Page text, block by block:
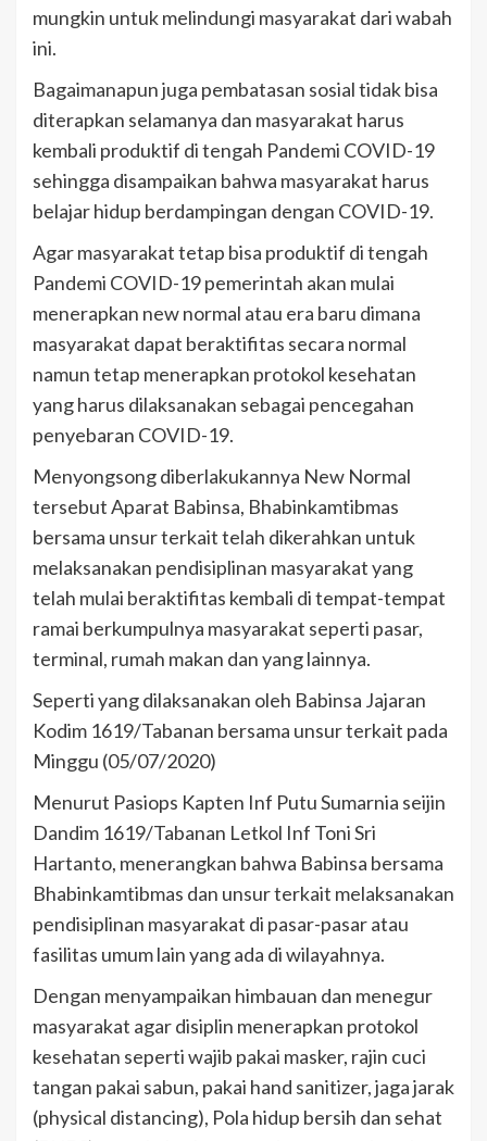
mungkin untuk melindungi masyarakat dari wabah
ini.
Bagaimanapun juga pembatasan sosial tidak bisa
diterapkan selamanya dan masyarakat harus
kembali produktif di tengah Pandemi COVID-19
sehingga disampaikan bahwa masyarakat harus
belajar hidup berdampingan dengan COVID-19.
Agar masyarakat tetap bisa produktif di tengah
Pandemi COVID-19 pemerintah akan mulai
menerapkan new normal atau era baru dimana
masyarakat dapat beraktifitas secara normal
namun tetap menerapkan protokol kesehatan
yang harus dilaksanakan sebagai pencegahan
penyebaran COVID-19.
Menyongsong diberlakukannya New Normal
tersebut Aparat Babinsa, Bhabinkamtibmas
bersama unsur terkait telah dikerahkan untuk
melaksanakan pendisiplinan masyarakat yang
telah mulai beraktifitas kembali di tempat-tempat
ramai berkumpulnya masyarakat seperti pasar,
terminal, rumah makan dan yang lainnya.
Seperti yang dilaksanakan oleh Babinsa Jajaran
Kodim 1619/Tabanan bersama unsur terkait pada
Minggu (05/07/2020)
Menurut Pasiops Kapten Inf Putu Sumarnia seijin
Dandim 1619/Tabanan Letkol Inf Toni Sri
Hartanto, menerangkan bahwa Babinsa bersama
Bhabinkamtibmas dan unsur terkait melaksanakan
pendisiplinan masyarakat di pasar-pasar atau
fasilitas umum lain yang ada di wilayahnya.
Dengan menyampaikan himbauan dan menegur
masyarakat agar disiplin menerapkan protokol
kesehatan seperti wajib pakai masker, rajin cuci
tangan pakai sabun, pakai hand sanitizer, jaga jarak
(physical distancing), Pola hidup bersih dan sehat